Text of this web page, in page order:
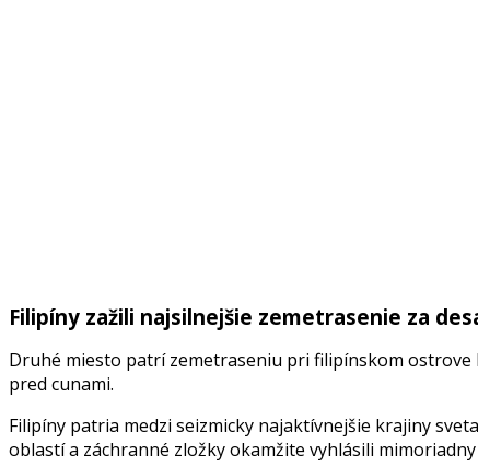
Filipíny zažili najsilnejšie zemetrasenie za
Druhé miesto patrí zemetraseniu pri filipínskom ostrove
pred cunami.
Filipíny patria medzi seizmicky najaktívnejšie krajiny
oblastí a záchranné zložky okamžite vyhlásili